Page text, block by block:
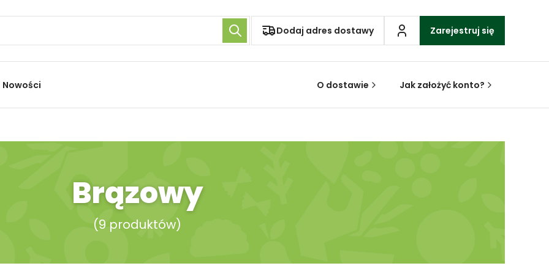
Dodaj adres dostawy Zarejestruj się
Nowości O dostawie Jak założyć konto?
Brązowy
(9 produktów)